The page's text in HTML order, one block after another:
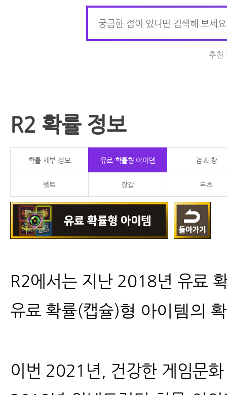
추천
R2 확률 정보
확률 세부 정보 유료 확률형 아이템 검 & 창
벨트 장갑 부츠
R2에서는 지난 2018년 유료
유료 확률(캡슐)형 아이템의
이번 2021년, 건강한 게임문